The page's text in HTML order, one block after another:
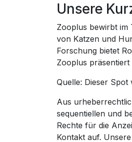
Unsere
Zooplus bewirbt im
von Katzen und
Forschung bietet
Zooplus
Quelle: Dieser
Aus
sequentiellen und
Rechte für die
Kontakt auf.